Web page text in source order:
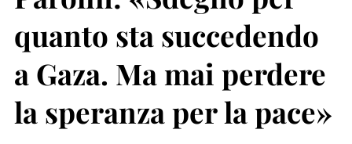
quanto sta succedendo
a Gaza. Ma mai perdere
la speranza per la pace»